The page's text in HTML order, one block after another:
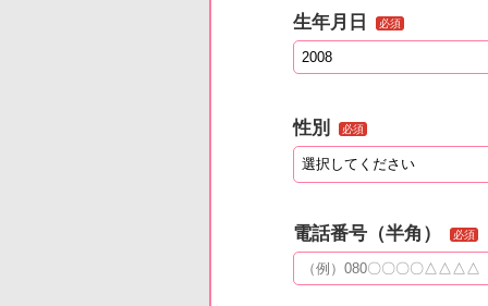
生年月日 必須
性別 必須
電話番号（半角） 必須